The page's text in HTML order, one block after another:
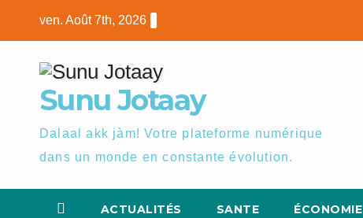
ven. Août 7th, 2026
Sunu Jotaay
Dalaal akk jàm! Votre plateforme numérique
dans un monde en constante évolution.
ACTUALITÉS SANTE ÉCONOMIE